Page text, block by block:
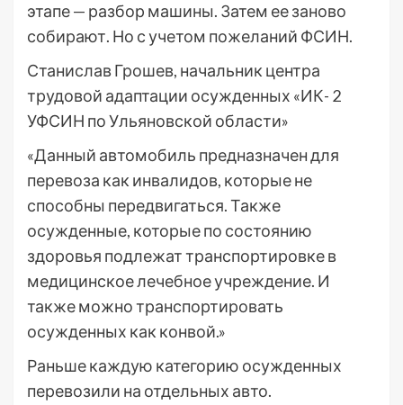
этапе — разбор машины. Затем ее заново
собирают. Но с учетом пожеланий ФСИН.
Станислав Грошев, начальник центра
трудовой адаптации осужденных «ИК- 2
УФСИН по Ульяновской области»
«Данный автомобиль предназначен для
перевоза как инвалидов, которые не
способны передвигаться. Также
осужденные, которые по состоянию
здоровья подлежат транспортировке в
медицинское лечебное учреждение. И
также можно транспортировать
осужденных как конвой.»
Раньше каждую категорию осужденных
перевозили на отдельных авто.